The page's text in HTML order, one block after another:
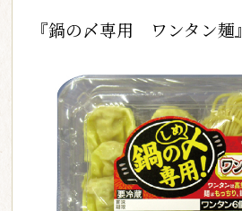
『鍋の〆専用 ワンタン麺』